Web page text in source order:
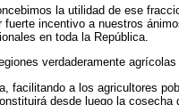
la utilidad de ese
incentivo a nuestros
en toda la República.
verdaderamente
facilitando a los agricultores
desde luego la cosecha